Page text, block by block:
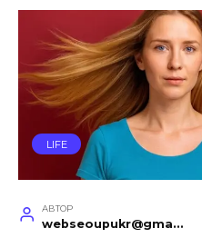
LIFE
АВТОР
webseoupukr@gmail.com